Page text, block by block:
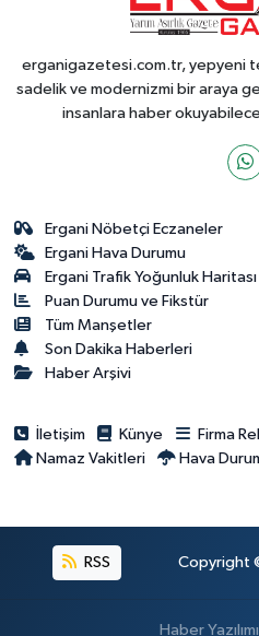
erganigazetesi.com.tr, yepyeni
sadelik ve modernizmi bir araya
insanlara haber
Ergani Nöbetçi Eczaneler
Ergani Hava Durumu
Ergani Trafik Yoğunluk Haritası
Puan Durumu ve Fikstür
Tüm Manşetler
Son Dakika Haberleri
Haber Arşivi
İletişim Künye Firma
Namaz Vakitleri
Hava
RSS Copyright
Haber